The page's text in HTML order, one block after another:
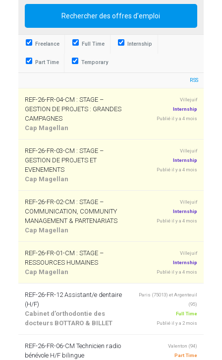
Freelance Full Time Internship
Part Time Temporary
RSS
REF-26-FR-04-CM : STAGE –
GESTION DE PROJETS : GRANDES
CAMPAGNES
Cap Magellan
Villejuif
Internship
Publié il y a 4 mois
REF-26-FR-03-CM : STAGE –
GESTION DE PROJETS ET
EVENEMENTS
Cap Magellan
Villejuif
Internship
Publié il y a 4 mois
REF-26-FR-02-CM : STAGE –
COMMUNICATION, COMMUNITY
MANAGEMENT & PARTENARIATS
Cap Magellan
Villejuif
Internship
Publié il y a 4 mois
REF-26-FR-01-CM : STAGE –
RESSOURCES HUMAINES
Cap Magellan
Villejuif
Internship
Publié il y a 4 mois
REF-26-FR-12 Assistant/e dentaire
(H/F)
Cabinet d’orthodontie des
docteurs BOTTARO & BILLET
Paris (75013) et Argenteuil
(95)
Full Time
Publié il y a 2 mois
REF-26-FR-06-CM Technicien radio
bénévole H/F bilingue
Valenton (94)
Part Time